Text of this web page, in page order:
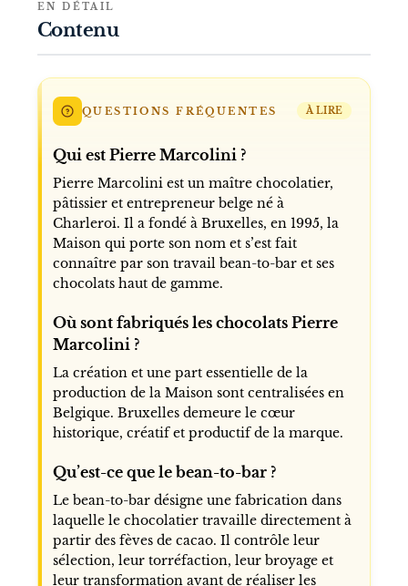
EN DÉTAIL
Contenu
QUESTIONS FRÉQUENTES À LIRE
Qui est Pierre Marcolini ?
Pierre Marcolini est un maître chocolatier,
pâtissier et entrepreneur belge né à
Charleroi. Il a fondé à Bruxelles, en 1995, la
Maison qui porte son nom et s’est fait
connaître par son travail bean-to-bar et ses
chocolats haut de gamme.
Où sont fabriqués les chocolats Pierre
Marcolini ?
La création et une part essentielle de la
production de la Maison sont centralisées en
Belgique. Bruxelles demeure le cœur
historique, créatif et productif de la marque.
Qu’est-ce que le bean-to-bar ?
Le bean-to-bar désigne une fabrication dans
laquelle le chocolatier travaille directement à
partir des fèves de cacao. Il contrôle leur
sélection, leur torréfaction, leur broyage et
leur transformation avant de réaliser les